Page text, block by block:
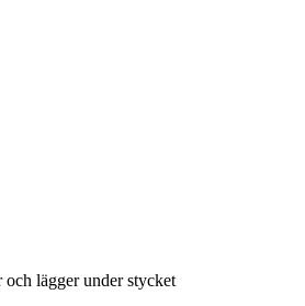
och lägger under stycket